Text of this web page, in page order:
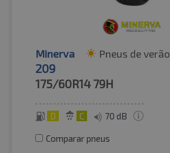
Minerva Pneus de verão
209
175/60R14 79H
D C 70 dB
Comparar pneus